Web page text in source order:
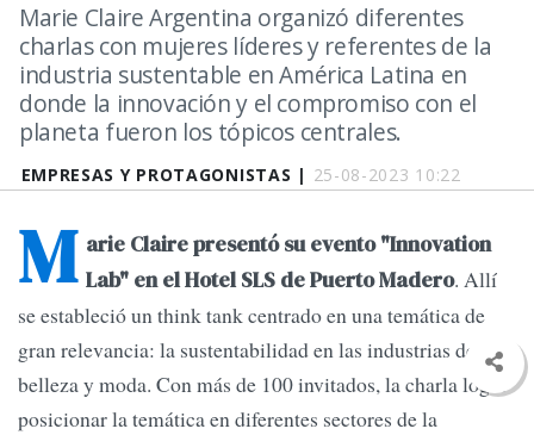
EMPRESAS Y PROTAGONISTAS | 25-08-2023 10:22
Marie Claire Argentina organizó diferentes
charlas con mujeres líderes y referentes de la
industria sustentable en América Latina en
donde la innovación y el compromiso con el
planeta fueron los tópicos centrales.
M arie Claire presentó su evento "Innovation
Lab" en el Hotel SLS de Puerto Madero. Allí
se estableció un think tank centrado en una temática de
gran relevancia: la sustentabilidad en las industrias de
belleza y moda. Con más de 100 invitados, la charla logró
posicionar la temática en diferentes sectores de la